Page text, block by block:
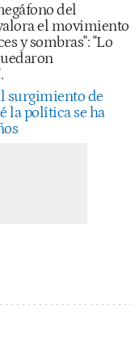
del
el movimiento
y sombras": "Lo
surgimiento de
la política se ha